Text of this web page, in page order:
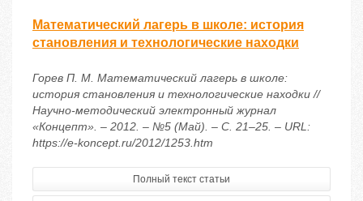
Математический лагерь в школе: история
становления и технологические находки
Горев П. М. Математический лагерь в школе:
история становления и технологические находки //
Научно-методический электронный журнал
«Концепт». – 2012. – №5 (Май). – С. 21–25. – URL:
https://e-koncept.ru/2012/1253.htm
Полный текст статьи